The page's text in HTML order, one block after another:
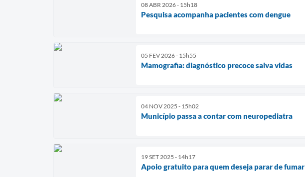
08 ABR 2026 - 15h18
Pesquisa acompanha pacientes com dengue
05 FEV 2026 - 15h55
Mamografia: diagnóstico precoce salva vidas
04 NOV 2025 - 15h02
Município passa a contar com neuropediatra
19 SET 2025 - 14h17
Apoio gratuito para quem deseja parar de fumar